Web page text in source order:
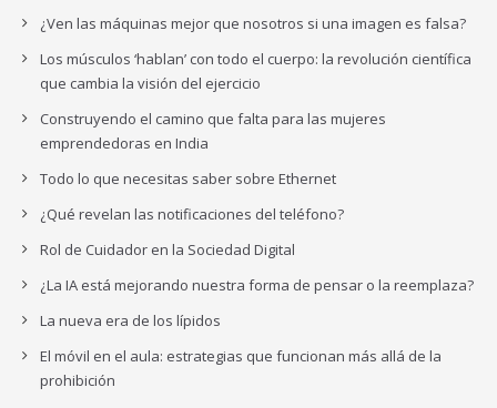
¿Ven las máquinas mejor que nosotros si una imagen es falsa?
Los músculos ‘hablan’ con todo el cuerpo: la revolución científica
que cambia la visión del ejercicio
Construyendo el camino que falta para las mujeres
emprendedoras en India
Todo lo que necesitas saber sobre Ethernet
¿Qué revelan las notificaciones del teléfono?
Rol de Cuidador en la Sociedad Digital
¿La IA está mejorando nuestra forma de pensar o la reemplaza?
La nueva era de los lípidos
El móvil en el aula: estrategias que funcionan más allá de la
prohibición